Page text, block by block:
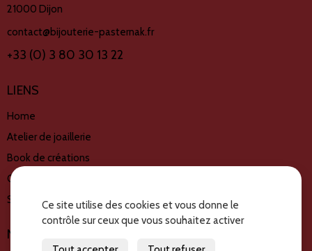
21000 Dijon
contact@bijouterie-pasternak.fr
+33 (0) 3 80 30 13 22
LIENS
Home
Atelier de joaillerie
Book de créations
Créations disponible
Services
NOUS SUIVRE
Ce site utilise des cookies et vous donne le
contrôle sur ceux que vous souhaitez activer